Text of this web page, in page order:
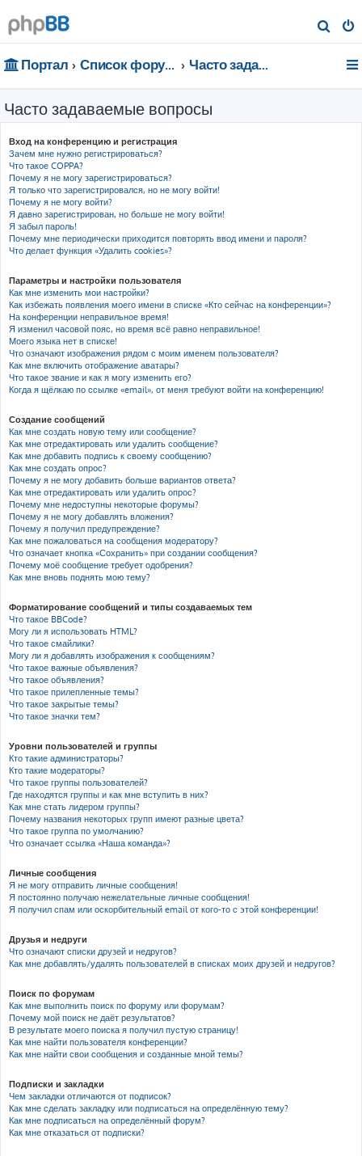
о
Портал Список форумов Часто задаваемые вопросы
Часто задаваемые вопросы
Вход на конференцию и регистрация
Зачем мне нужно регистрироваться?
Что такое COPPA?
Почему я не могу зарегистрироваться?
Я только что зарегистрировался, но не могу войти!
Почему я не могу войти?
Я давно зарегистрирован, но больше не могу войти!
Я забыл пароль!
Почему мне периодически приходится повторять ввод имени и пароля?
Что делает функция «Удалить cookies»?
Параметры и настройки пользователя
Как мне изменить мои настройки?
Как избежать появления моего имени в списке «Кто сейчас на конференции»?
На конференции неправильное время!
Я изменил часовой пояс, но время всё равно неправильное!
Моего языка нет в списке!
Что означают изображения рядом с моим именем пользователя?
Как мне включить отображение аватары?
Что такое звание и как я могу изменить его?
Когда я щёлкаю по ссылке «email», от меня требуют войти на конференцию!
Создание сообщений
Как мне создать новую тему или сообщение?
Как мне отредактировать или удалить сообщение?
Как мне добавить подпись к своему сообщению?
Как мне создать опрос?
Почему я не могу добавить больше вариантов ответа?
Как мне отредактировать или удалить опрос?
Почему мне недоступны некоторые форумы?
Почему я не могу добавлять вложения?
Почему я получил предупреждение?
Как мне пожаловаться на сообщения модератору?
Что означает кнопка «Сохранить» при создании сообщения?
Почему моё сообщение требует одобрения?
Как мне вновь поднять мою тему?
Форматирование сообщений и типы создаваемых тем
Что такое BBCode?
Могу ли я использовать HTML?
Что такое смайлики?
Могу ли я добавлять изображения к сообщениям?
Что такое важные объявления?
Что такое объявления?
Что такое прилепленные темы?
Что такое закрытые темы?
Что такое значки тем?
Уровни пользователей и группы
Кто такие администраторы?
Кто такие модераторы?
Что такое группы пользователей?
Где находятся группы и как мне вступить в них?
Как мне стать лидером группы?
Почему названия некоторых групп имеют разные цвета?
Что такое группа по умолчанию?
Что означает ссылка «Наша команда»?
Личные сообщения
Я не могу отправить личные сообщения!
Я постоянно получаю нежелательные личные сообщения!
Я получил спам или оскорбительный email от кого-то с этой конференции!
Друзья и недруги
Что означают списки друзей и недругов?
Как мне добавлять/удалять пользователей в списках моих друзей и недругов?
Поиск по форумам
Как мне выполнить поиск по форуму или форумам?
Почему мой поиск не даёт результатов?
В результате моего поиска я получил пустую страницу!
Как мне найти пользователя конференции?
Как мне найти свои сообщения и созданные мной темы?
Подписки и закладки
Чем закладки отличаются от подписок?
Как мне сделать закладку или подписаться на определённую тему?
Как мне подписаться на определённый форум?
Как мне отказаться от подписки?